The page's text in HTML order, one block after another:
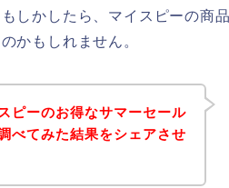
しかしたら、マイスピーの商
かもしれません。
ピーのお得なサマーセール
べてみた結果をシェアさせ